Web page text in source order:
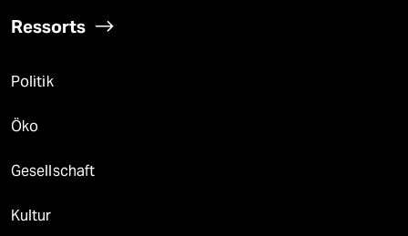
Ressorts
Politik
Öko
Gesellschaft
Kultur